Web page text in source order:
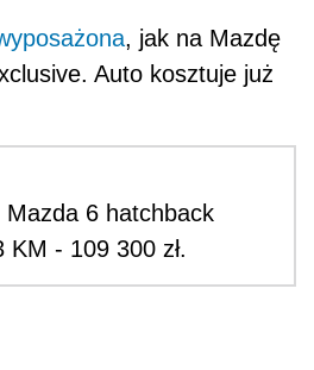
, jak na Mazdę
Auto kosztuje już
6 hatchback
- 109 300 zł.